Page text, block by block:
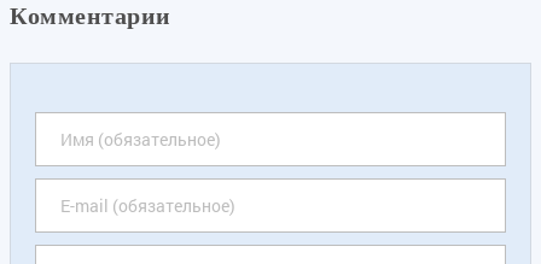
Комментарии